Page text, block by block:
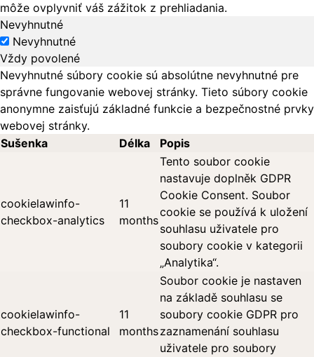
môže ovplyvniť váš zážitok z prehliadania.
Nevyhnutné
Nevyhnutné
Vždy povolené
Nevyhnutné súbory cookie sú absolútne nevyhnutné pre
správne fungovanie webovej stránky. Tieto súbory cookie
anonymne zaisťujú základné funkcie a bezpečnostné prvky
webovej stránky.
Sušenka
Délka Popis
cookielawinfo-
checkbox-analytics
11
months
Tento soubor cookie
nastavuje doplněk GDPR
Cookie Consent. Soubor
cookie se používá k uložení
souhlasu uživatele pro
soubory cookie v kategorii
„Analytika“.
cookielawinfo-
checkbox-functional
11
months
Soubor cookie je nastaven
na základě souhlasu se
soubory cookie GDPR pro
zaznamenání souhlasu
uživatele pro soubory